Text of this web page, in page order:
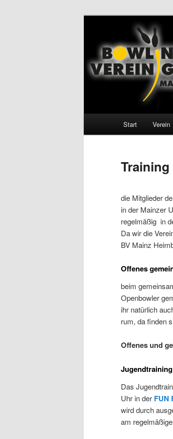
Start Verein
Training
die Mitglieder
in der Mainzer
regelmäßig in
Da wir die
BV Mainz
Offenes
beim
Openbowler
ihr natürlich
rum, da finden
Offenes und
Jugendtraining
Das
Uhr in der FUN
wird durch
am